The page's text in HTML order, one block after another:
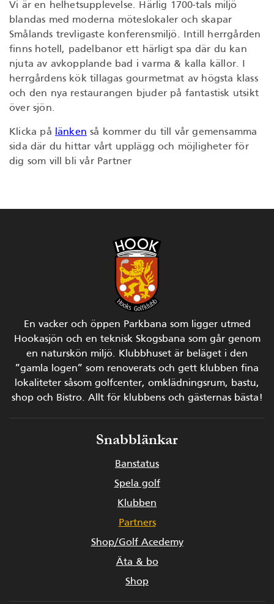
Vi är en helhetsupplevelse. Härlig 1700-tals miljö
blandas med moderna möteslokaler och skapar
Smålands trevligaste konferensmiljö. Intill herrgården
finns hotell, padelbanor ett härligt spa där du kan
njuta av avkopplande bad i varma & kalla källor. I
herrgårdens kök tillagas gourmetmat av högsta klass
och den nya restaurangen bjuder på fantastisk utsikt
över sjön.
Klicka på länken så kommer du till vår gemensamma
sida där du hittar vårt upplägg och möjligheter för
dig som vill bli vår Partner
En vacker och öppen Parkbana som ligger utmed
Hookasjön och en teknisk Skogsbana som går genom
en naturskön miljö. Klubbhuset är beläget i den
”gamla logen” som renoverats och gett klubben fina
lokaliteter såsom golfcenter, omklädningsrum, bastu,
shop och Bistro. Allt för klubbens och gästernas bästa!
Snabblänkar
Banstatus
Spela golf
Klubben
Partners
Shop/Golf Acedemy
Äta & bo
Shop